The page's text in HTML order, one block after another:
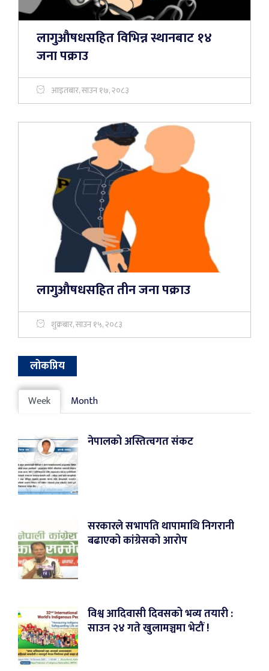
लागुऔषधसहित विभिन्न स्थानबाट १४
जना पक्राउ
आइतबार, साउन १७, २०८३
लागुऔषधसहित तीन जना पक्राउ
शुक्रबार, साउन १५, २०८३
लोकप्रिय
Week Month
नेपालको अस्तित्वगत संकट
सरकारले सभापति थापामाथि निगरानी
बढाएको कांग्रेसको आरोप
विश्व आदिवासी दिवसको भव्य तयारी :
साउन २४ गते खुलामञ्चमा भेटौं !